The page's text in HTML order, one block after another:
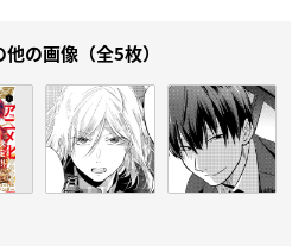
他の画像（全5枚）